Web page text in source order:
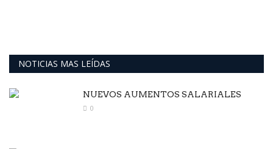
NOTICIAS MAS LEÍDAS
NUEVOS AUMENTOS SALARIALES
0